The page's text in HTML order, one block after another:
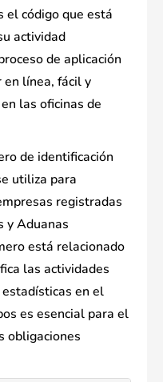
el código que está
actividad
de aplicación
línea, fácil y
las oficinas de
de identificación
utiliza para
registradas
y Aduanas
está relacionado
las actividades
en el
es esencial para el
obligaciones